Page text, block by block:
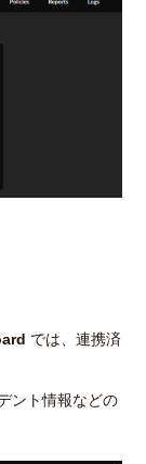
では、連携済
ント情報などの